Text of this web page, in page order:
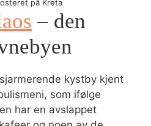
på Kreta
– den
kystby kjent
som ifølge
har en avslappet